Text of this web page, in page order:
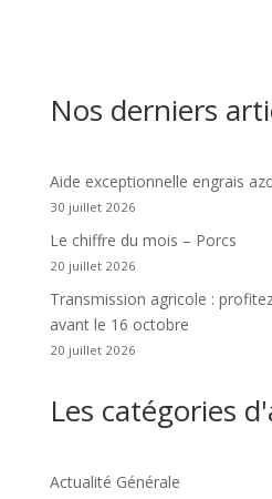
Nos derniers
Aide exceptionnelle engrais
30 juillet 2026
Le chiffre du mois – Porcs
20 juillet 2026
Transmission agricole :
avant le 16 octobre
20 juillet 2026
Les catégories
Actualité Générale